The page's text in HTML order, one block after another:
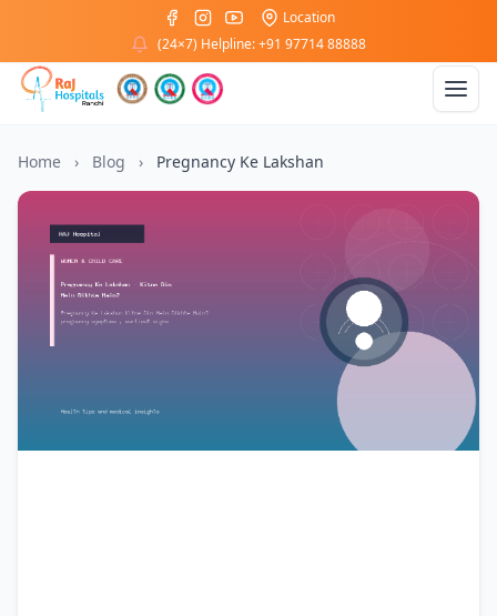
Location
(24×7) Helpline: +91 97714 88888
Home › Blog › Pregnancy Ke Lakshan